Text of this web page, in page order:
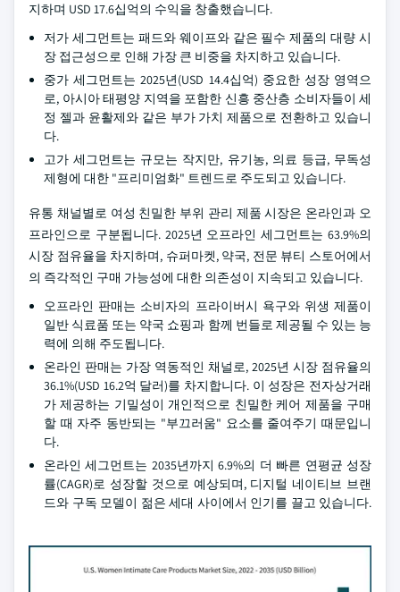
지하며 USD 17.6십억의 수익을 창출했습니다.
저가 세그먼트는 패드와 웨이프와 같은 필수 제품의 대량 시
장 접근성으로 인해 가장 큰 비중을 차지하고 있습니다.
중가 세그먼트는 2025년(USD 14.4십억) 중요한 성장 영역으
로, 아시아 태평양 지역을 포함한 신흥 중산층 소비자들이 세
정 젤과 윤활제와 같은 부가 가치 제품으로 전환하고 있습니
다.
고가 세그먼트는 규모는 작지만, 유기농, 의료 등급, 무독성
제형에 대한 "프리미엄화" 트렌드로 주도되고 있습니다.
유통 채널별로 여성 친밀한 부위 관리 제품 시장은 온라인과 오
프라인으로 구분됩니다. 2025년 오프라인 세그먼트는 63.9%의
시장 점유율을 차지하며, 슈퍼마켓, 약국, 전문 뷰티 스토어에서
의 즉각적인 구매 가능성에 대한 의존성이 지속되고 있습니다.
오프라인 판매는 소비자의 프라이버시 욕구와 위생 제품이
일반 식료품 또는 약국 쇼핑과 함께 번들로 제공될 수 있는 능
력에 의해 주도됩니다.
온라인 판매는 가장 역동적인 채널로, 2025년 시장 점유율의
36.1%(USD 16.2억 달러)를 차지합니다. 이 성장은 전자상거래
가 제공하는 기밀성이 개인적으로 친밀한 케어 제품을 구매
할 때 자주 동반되는 "부끄러움" 요소를 줄여주기 때문입니
다.
온라인 세그먼트는 2035년까지 6.9%의 더 빠른 연평균 성장
률(CAGR)로 성장할 것으로 예상되며, 디지털 네이티브 브랜
드와 구독 모델이 젊은 세대 사이에서 인기를 끌고 있습니다.